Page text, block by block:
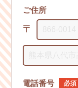
ご住所
〒
電話番号 必須